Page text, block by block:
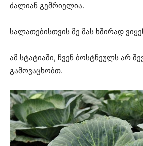
ძალიან გემრიელია.
სალათებისთვის მე მას ხშირად
ამ სტატიაში, ჩვენ ბოსტნეულს არ
გამოვაცხობთ.